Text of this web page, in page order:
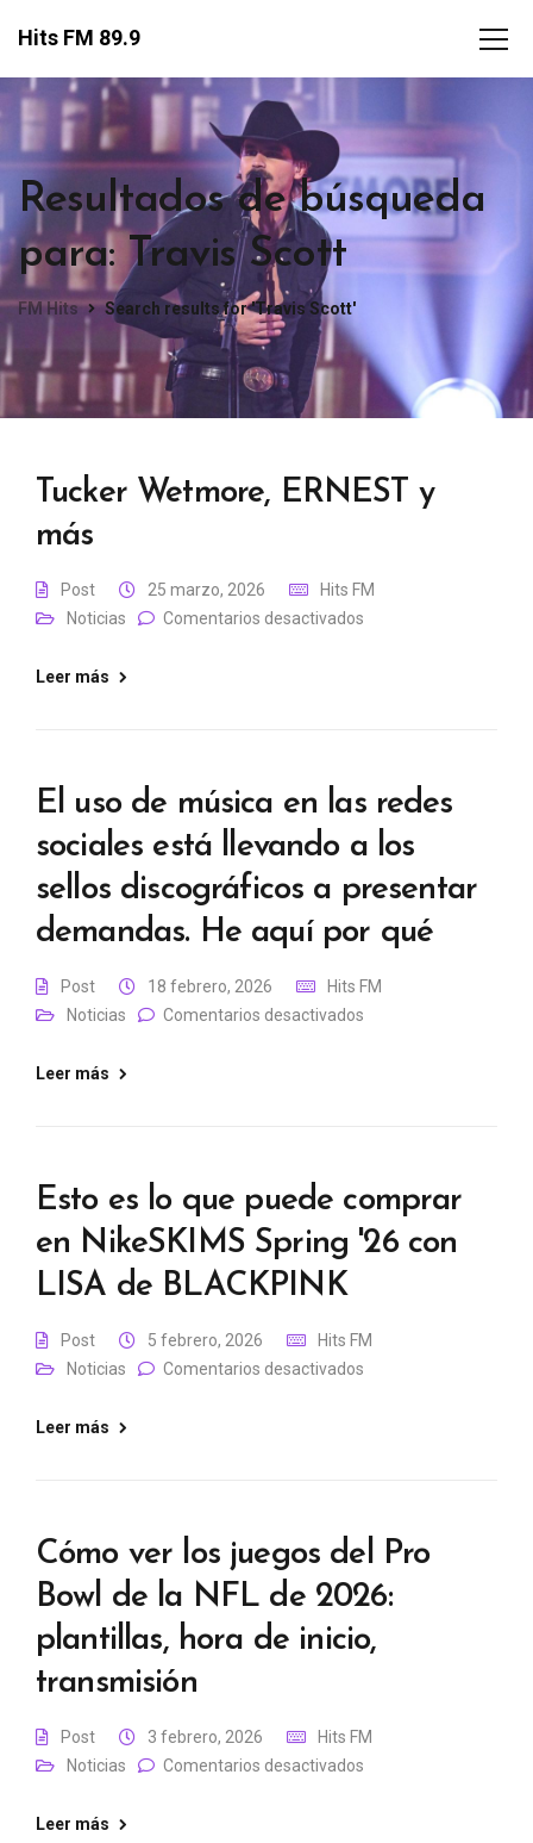
Hits FM 89.9
Resultados de búsqueda
para: Travis Scott
FM Hits Search results for 'Travis Scott'
Tucker Wetmore, ERNEST y
más
Post 25 marzo, 2026
Hits FM
Noticias
Comentarios desactivados
Leer más
El uso de música en las redes
sociales está llevando a los
sellos discográficos a presentar
demandas. He aquí por qué
Post 18 febrero, 2026
Hits FM
Noticias
Comentarios desactivados
Leer más
Esto es lo que puede comprar
en NikeSKIMS Spring '26 con
LISA de BLACKPINK
Post 5 febrero, 2026
Hits FM
Noticias
Comentarios desactivados
Leer más
Cómo ver los juegos del Pro
Bowl de la NFL de 2026:
plantillas, hora de inicio,
transmisión
Post 3 febrero, 2026
Hits FM
Noticias
Comentarios desactivados
Leer más